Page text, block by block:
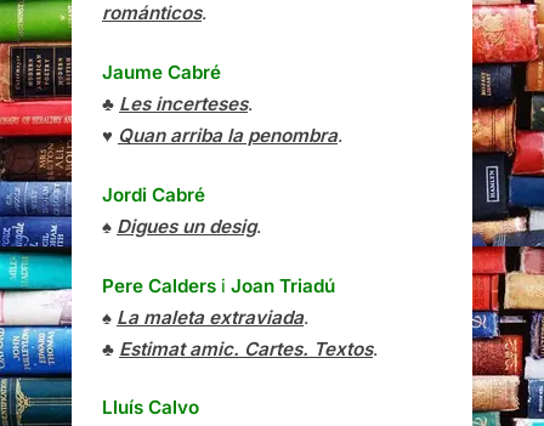
románticos.
Jaume Cabré
♣ Les incerteses.
♥ Quan arriba la penombra.
Jordi Cabré
♠ Digues un desig.
Pere Calders i Joan Triadú
♠ La maleta extraviada.
♣ Estimat amic. Cartes. Textos.
Lluís Calvo